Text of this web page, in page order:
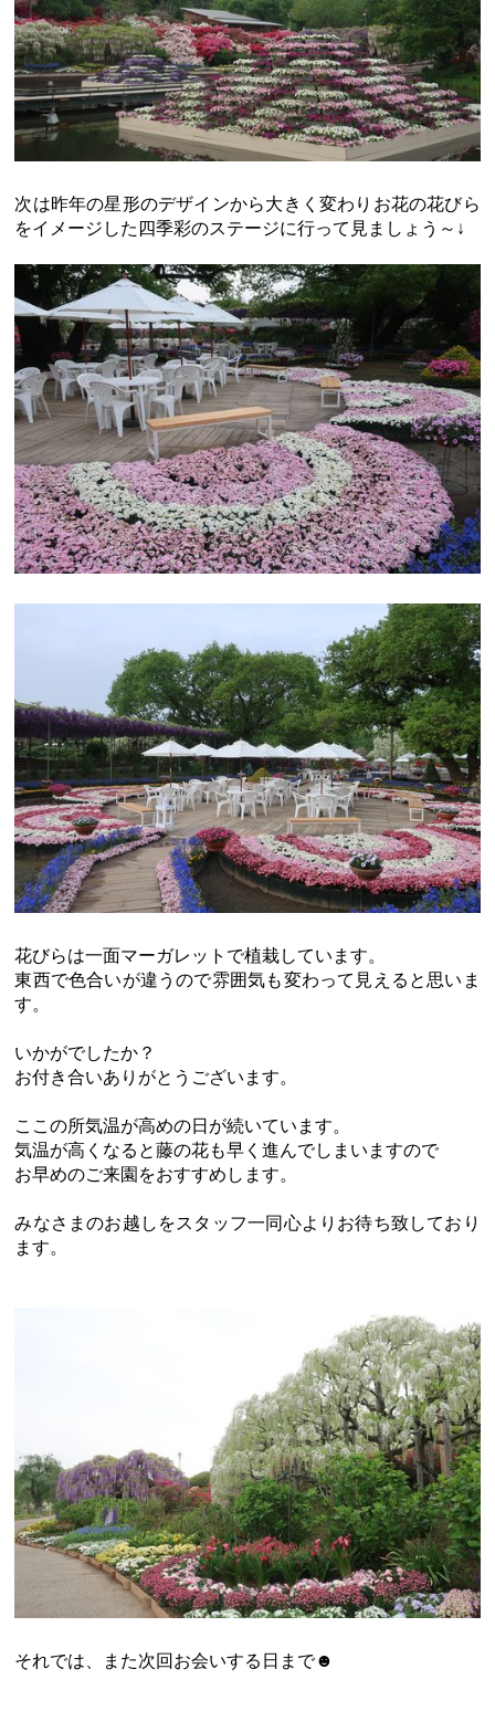
次は昨年の星形のデザインから大きく変わりお花の花びら
をイメージした四季彩のステージに行って見ましょう～↓
花びらは一面マーガレットで植栽しています。
東西で色合いが違うので雰囲気も変わって見えると思いま
す。
いかがでしたか？
お付き合いありがとうございます。
ここの所気温が高めの日が続いています。
気温が高くなると藤の花も早く進んでしまいますので
お早めのご来園をおすすめします。
みなさまのお越しをスタッフ一同心よりお待ち致しており
ます。
それでは、また次回お会いする日まで☻